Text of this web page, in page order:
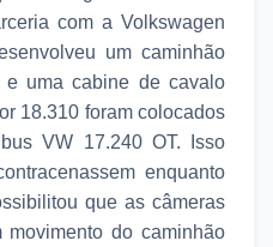
com a Volkswagen
um caminhão
e uma cabine de cavalo
18.310 foram colocados
VW 17.240 OT. Isso
enquanto
que as câmeras
movimento do caminhão